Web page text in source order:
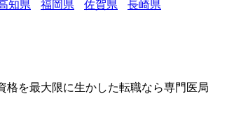
知県 福岡県 佐賀県
長崎県